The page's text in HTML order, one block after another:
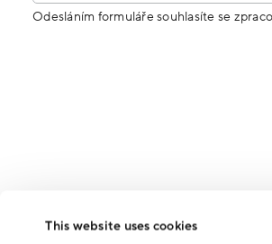
This website uses cookies
Odesláním formuláře souhlasíte se